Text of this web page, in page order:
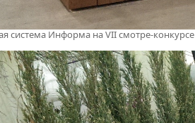
система Информа на VII смотре-конкурсе